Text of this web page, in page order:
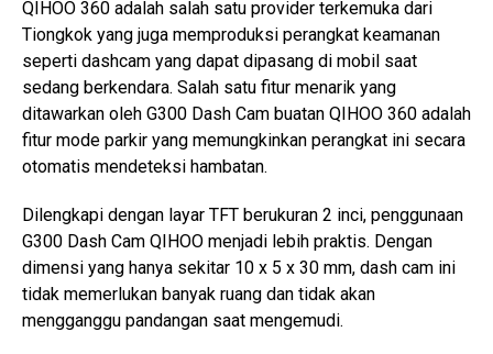
QIHOO 360 adalah salah satu provider terkemuka dari
Tiongkok yang juga memproduksi perangkat keamanan
seperti dashcam yang dapat dipasang di mobil saat
sedang berkendara. Salah satu fitur menarik yang
ditawarkan oleh G300 Dash Cam buatan QIHOO 360 adalah
fitur mode parkir yang memungkinkan perangkat ini secara
otomatis mendeteksi hambatan.
Dilengkapi dengan layar TFT berukuran 2 inci, penggunaan
G300 Dash Cam QIHOO menjadi lebih praktis. Dengan
dimensi yang hanya sekitar 10 x 5 x 30 mm, dash cam ini
tidak memerlukan banyak ruang dan tidak akan
mengganggu pandangan saat mengemudi.